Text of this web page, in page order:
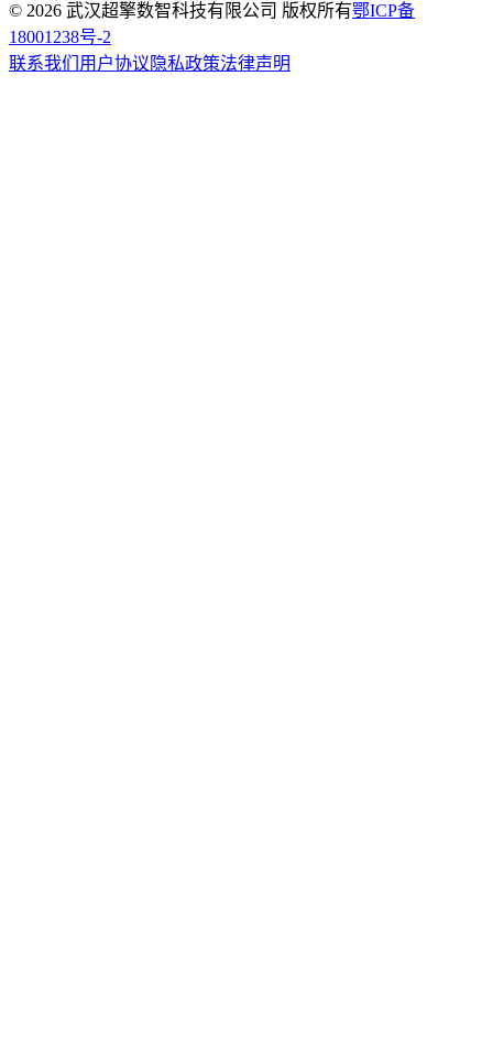
© 2026 武汉超擎数智科技有限公司 版权所有鄂ICP备
18001238号-2
联系我们 用户协议 隐私政策法律声明